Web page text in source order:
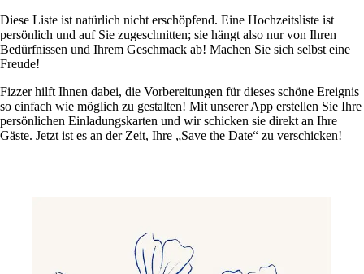
Diese Liste ist natürlich nicht erschöpfend. Eine Hochzeitsliste ist
persönlich und auf Sie zugeschnitten; sie hängt also nur von Ihren
Bedürfnissen und Ihrem Geschmack ab! Machen Sie sich selbst eine
Freude!
Fizzer hilft Ihnen dabei, die Vorbereitungen für dieses schöne Ereignis
so einfach wie möglich zu gestalten! Mit unserer App erstellen Sie Ihre
persönlichen Einladungskarten und wir schicken sie direkt an Ihre
Gäste. Jetzt ist es an der Zeit, Ihre „Save the Date“ zu verschicken!